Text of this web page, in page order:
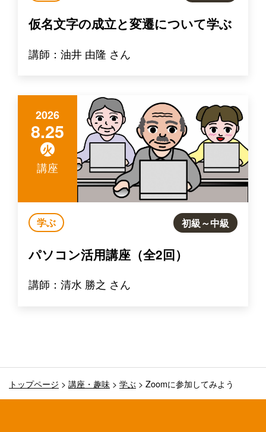
仮名文字の成立と変遷について学ぶ
講師：油井 由隆 さん
2026
8.25
火
講座
学ぶ 初級～中級
パソコン活用講座（全2回）
講師：清水 勝之 さん
トップページ > 講座・趣味 > 学ぶ > Zoomに参加してみよう